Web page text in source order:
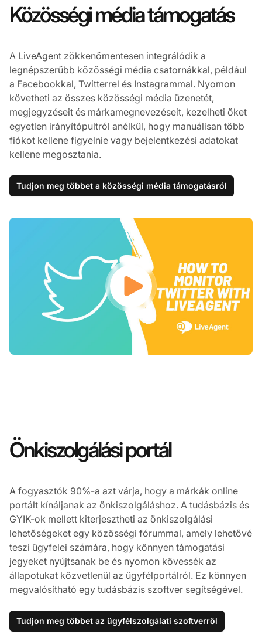
Közösségi média támogatás
A LiveAgent zökkenőmentesen integrálódik a
legnépszerűbb közösségi média csatornákkal, például
a Facebookkal, Twitterrel és Instagrammal. Nyomon
követheti az összes közösségi média üzenetét,
megjegyzéseit és márkamegnevezéseit, kezelheti őket
egyetlen irányítópultról anélkül, hogy manuálisan több
fiókot kellene figyelnie vagy bejelentkezési adatokat
kellene megosztania.
Tudjon meg többet a közösségi média támogatásról
Önkiszolgálási portál
A fogyasztók 90%-a azt várja, hogy a márkák online
portált kínáljanak az önkiszolgáláshoz. A tudásbázis és
GYIK-ok mellett kiterjesztheti az önkiszolgálási
lehetőségeket egy közösségi fórummal, amely lehetővé
teszi ügyfelei számára, hogy könnyen támogatási
jegyeket nyújtsanak be és nyomon kövessék az
állapotukat közvetlenül az ügyfélportálról. Ez könnyen
megvalósítható egy tudásbázis szoftver segítségével.
Tudjon meg többet az ügyfélszolgálati szoftverről